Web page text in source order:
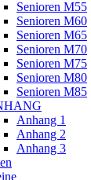
Senioren M55
Senioren M60
Senioren M65
Senioren M70
Senioren M75
Senioren M80
Senioren M85
Anhang 1
Anhang 2
Anhang 3